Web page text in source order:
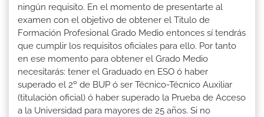
ningún requisito. En el momento de presentarte al
examen con el objetivo de obtener el Titulo de
Formación Profesional Grado Medio entonces sí tendrás
que cumplir los requisitos oficiales para ello. Por tanto
en ese momento para obtener el Grado Medio
necesitarás: tener el Graduado en ESO ó haber
superado el 2º de BUP ó ser Técnico-Técnico Auxiliar
(titulación oficial) ó haber superado la Prueba de Acceso
a la Universidad para mayores de 25 años. Si no